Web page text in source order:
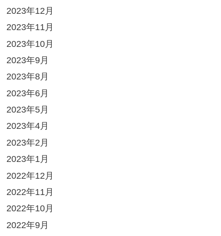
2023年12月
2023年11月
2023年10月
2023年9月
2023年8月
2023年6月
2023年5月
2023年4月
2023年2月
2023年1月
2022年12月
2022年11月
2022年10月
2022年9月